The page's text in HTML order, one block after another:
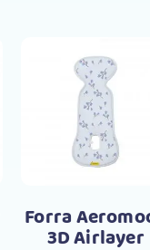
popularidade
Comprar
Forra
3D Airlayer